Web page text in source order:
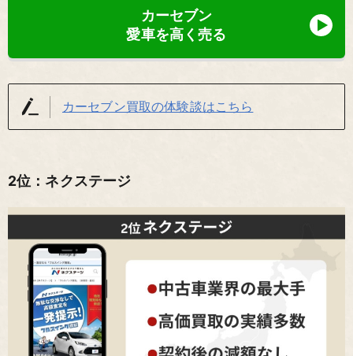
カーセブン
愛車を高く売る
カーセブン買取の体験談はこちら
2位：ネクステージ